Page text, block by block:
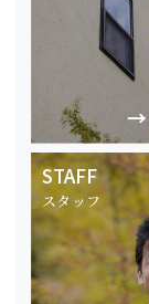
STAFF
スタッフ